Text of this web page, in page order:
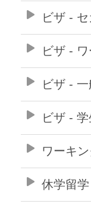
ビザ -
ビザ -
ビザ -
ビザ -
ワーキ
休学留